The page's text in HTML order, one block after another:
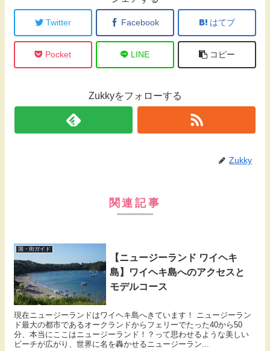
Twitter Facebook はてブ
Pocket LINE コピー
Zukkyをフォローする
Zukky
関連記事
国・街ガイド
【ニュージーランド ワイヘキ
島】ワイヘキ島へのアクセスと
モデルコース
現在ニュージーランドはワイヘキ島へきています！ ニュージーラン
ド最大の都市であるオークランドからフェリーでたった40から50
分、本当にここはニュージーランド！？って思わせるような美しい
ビーチが広がり、世界に名を轟かせるニュージーラン...